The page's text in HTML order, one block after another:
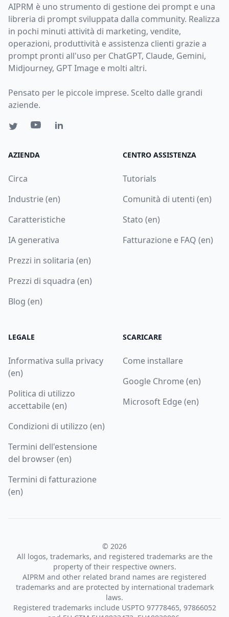
AIPRM è uno strumento di gestione dei prompt e una
libreria di prompt sviluppata dalla community. Realizza
in pochi minuti attività di marketing, vendite,
operazioni, produttività e assistenza clienti grazie a
prompt pronti all'uso per ChatGPT, Claude, Gemini,
Midjourney, GPT Image e molti altri.
Pensato per le piccole imprese. Scelto dalle grandi
aziende.
AZIENDA
Circa
Industrie (en)
Caratteristiche
IA generativa
Prezzi in solitaria (en)
Prezzi di squadra (en)
Blog (en)
CENTRO ASSISTENZA
Tutorials
Comunità di utenti (en)
Stato (en)
Fatturazione e FAQ (en)
LEGALE
Informativa sulla privacy
(en)
Politica di utilizzo
accettabile (en)
Condizioni di utilizzo (en)
Termini dell'estensione
del browser (en)
Termini di fatturazione
(en)
SCARICARE
Come installare
Google Chrome (en)
Microsoft Edge (en)
© 2026
All logos, trademarks, and registered trademarks are the
property of their respective owners.
AIPRM and other related brand names are registered
trademarks and are protected by international trademark
laws.
Registered trademarks include USPTO 97778465, 97866052